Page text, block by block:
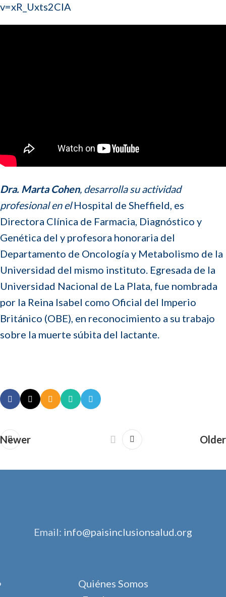
v=xR_Uxts2CIA
Dra. Marta Cohen, desarrolla su actividad
profesional en elHospital de Sheffield, es
Directora Clínica de Farmacia, Diagnóstico y
Genética del y profesora honoraria del
Departamento de Oncología y Metabolismo de la
Universidad del mismo instituto. Egresada de la
Universidad Nacional de La Plata, fue nombrada
por la Reina Isabel como Oficial del Imperio
Británico (OBE), en reconocimiento a su trabajo
sobre la muerte súbita del lactante.
Newer Older
Email: info@paisinclusionsalud.org
Quiénes Somos